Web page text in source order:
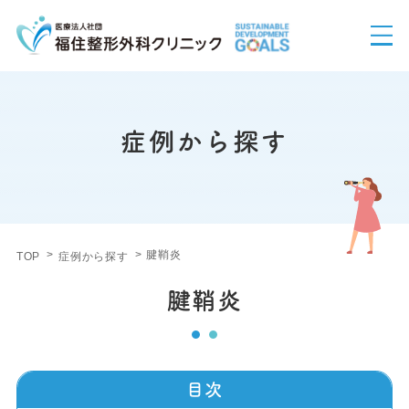
症例から探す
TOP 症例から探す 腱鞘炎
腱鞘炎
目次